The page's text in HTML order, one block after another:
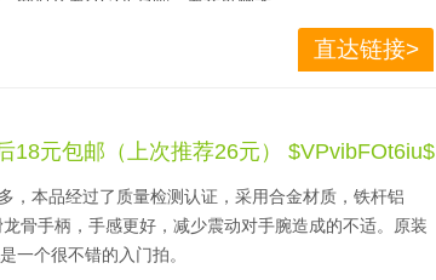
单！￥I6rVbFNzfLd￥ 直达链接>
18元包邮（上次推荐26元） $VPvibFOt6iu$
，本品经过了质量检测认证，采用合金材质，铁杆铝
骨手柄，手感更好，减少震动对手腕造成的不适。原装
一个很不错的入门拍。